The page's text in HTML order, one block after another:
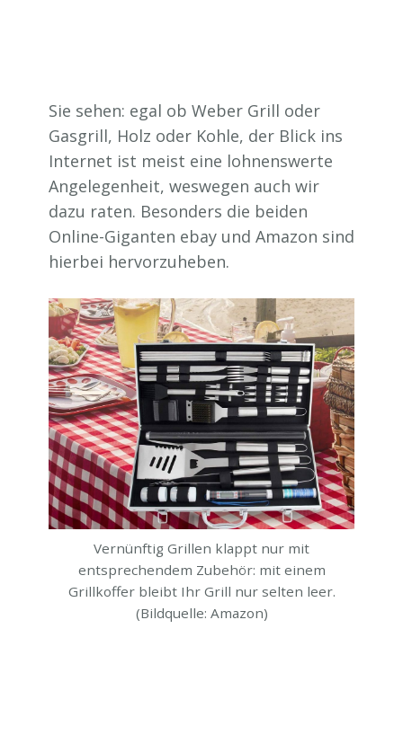
Sie sehen: egal ob Weber Grill oder
Gasgrill, Holz oder Kohle, der Blick ins
Internet ist meist eine lohnenswerte
Angelegenheit, weswegen auch wir
dazu raten. Besonders die beiden
Online-Giganten ebay und Amazon sind
hierbei hervorzuheben.
Vernünftig Grillen klappt nur mit
entsprechendem Zubehör: mit einem
Grillkoffer bleibt Ihr Grill nur selten leer.
(Bildquelle: Amazon)